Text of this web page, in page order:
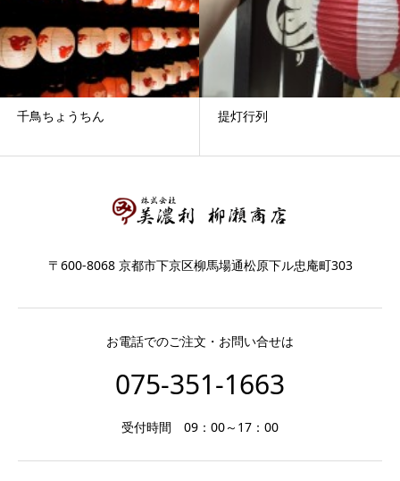
千鳥ちょうちん 提灯行列
〒600-8068 京都市下京区柳馬場通松原下ル忠庵町303
お電話でのご注文・お問い合せは
075-351-1663
受付時間 09：00～17：00